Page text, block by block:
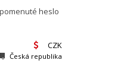
heslo
CZK
Česká republika